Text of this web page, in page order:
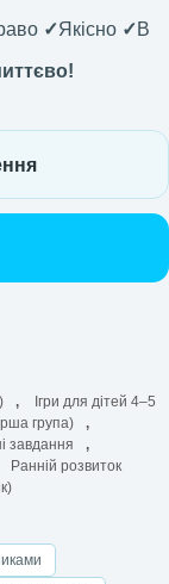
✓Якісно ✓В
,
Ігри для дітей 4–5
група)
,
завдання
,
Ранній розвиток